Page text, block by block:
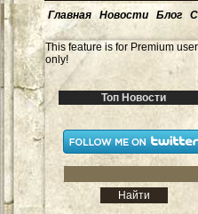
Главная Новости Блог
This feature is for Premium
only!
Топ Новости